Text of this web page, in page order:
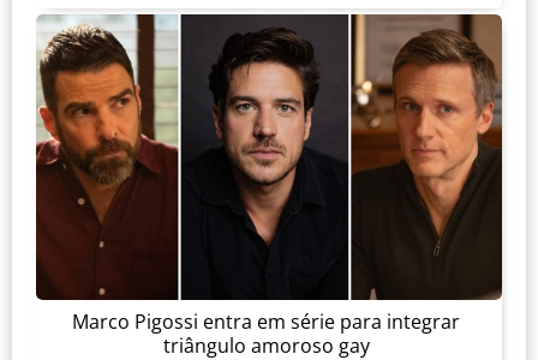
Marco Pigossi entra em série para integrar
triângulo amoroso gay